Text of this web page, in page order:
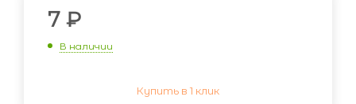
7 ₽
В наличии
Купить в 1 клик